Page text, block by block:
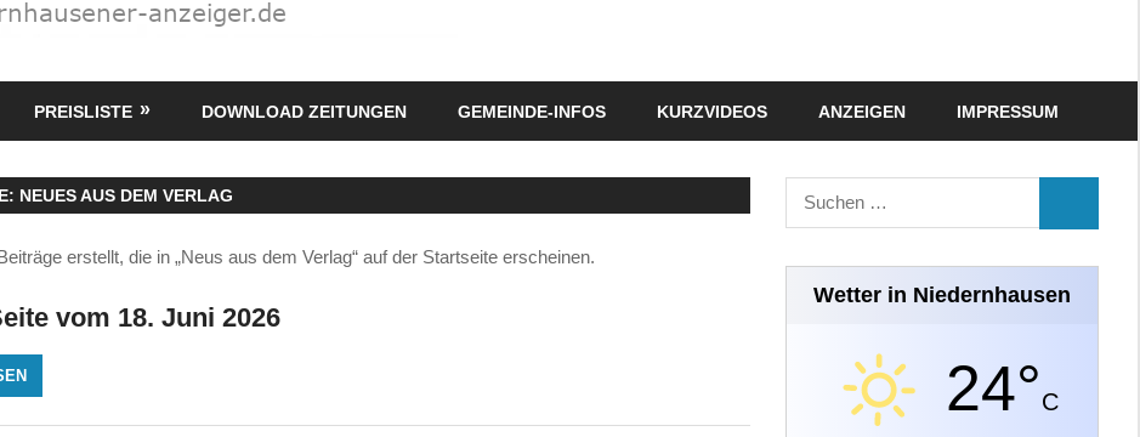
PREISLISTE DOWNLOAD ZEITUNGEN GEMEINDE-INFOS KURZVIDEOS ANZEIGEN IMPRESSUM
NEUES AUS DEM VERLAG
erstellt, die in „Neus aus dem Verlag“ auf der Startseite erscheinen.
vom 18. Juni 2026
Suchen
nach:
Wetter in Niedernhausen
24°C